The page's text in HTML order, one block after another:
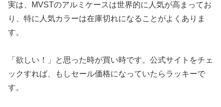
実は、MVSTのアルミケースは世界的に人気が高まってお
り、特に人気カラーは在庫切れになることがよくありま
す。
「欲しい！」と思った時が買い時です。公式サイトをチェ
ックすれば、もしセール価格になっていたらラッキーで
す。